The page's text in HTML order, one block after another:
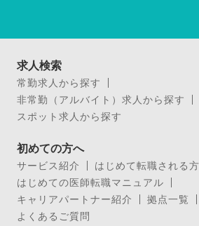
求人検索
常勤求人から探す
非常勤（アルバイト）求人から探す
スポット求人から探す
初めての方へ
サービス紹介
はじめて転職される
はじめての医師転職マニュアル
キャリアパートナー紹介
拠点一覧
よくあるご質問